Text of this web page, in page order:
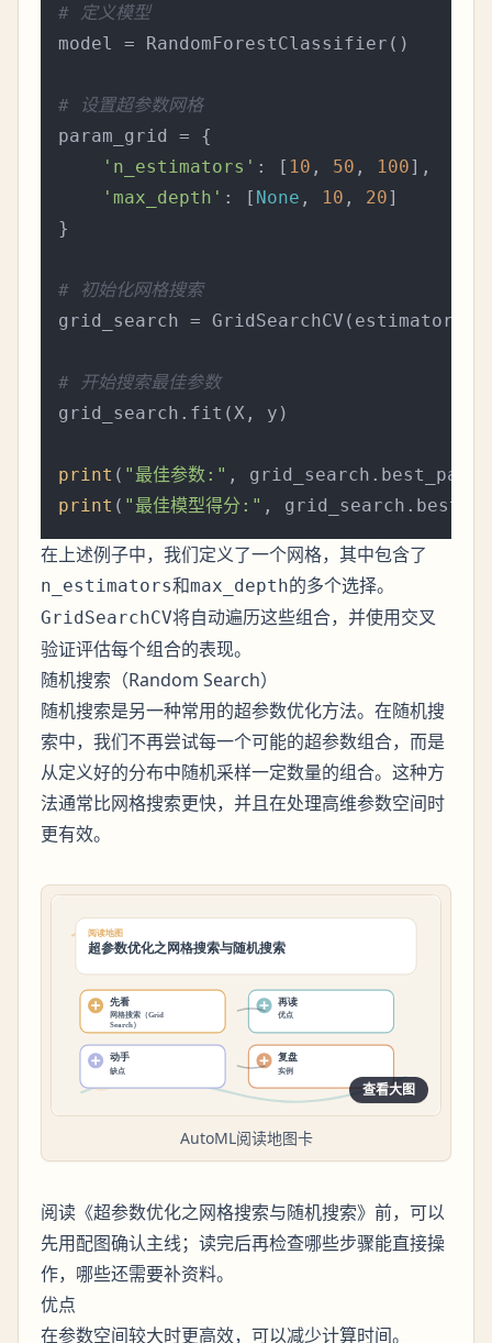
# 定义模型
model = RandomForestClassifier()
# 设置超参数网格
param_grid = {
'n_estimators' : [ 10 , 50 , 100],
'max_depth' : [ None , 10 , 20]
}
# 初始化网格搜索
grid_search =
# 开始搜索最佳参数
grid_search.fit(X, y)
print ( "最佳参数:"
print ( "最佳模型得分:"
在上述例子中，我们定义了一个网格，其中包含了
n_estimators和max_depth的多个选择。
GridSearchCV将自动遍历这些组合，并使用交叉
验证评估每个组合的表现。
随机搜索（Random Search）
随机搜索是另一种常用的超参数优化方法。在随机搜
索中，我们不再尝试每一个可能的超参数组合，而是
从定义好的分布中随机采样一定数量的组合。这种方
法通常比网格搜索更快，并且在处理高维参数空间时
更有效。
查看大图
AutoML阅读地图卡
阅读《超参数优化之网格搜索与随机搜索》前，可以
先用配图确认主线；读完后再检查哪些步骤能直接操
作，哪些还需要补资料。
优点
在参数空间较大时更高效，可以减少计算时间。